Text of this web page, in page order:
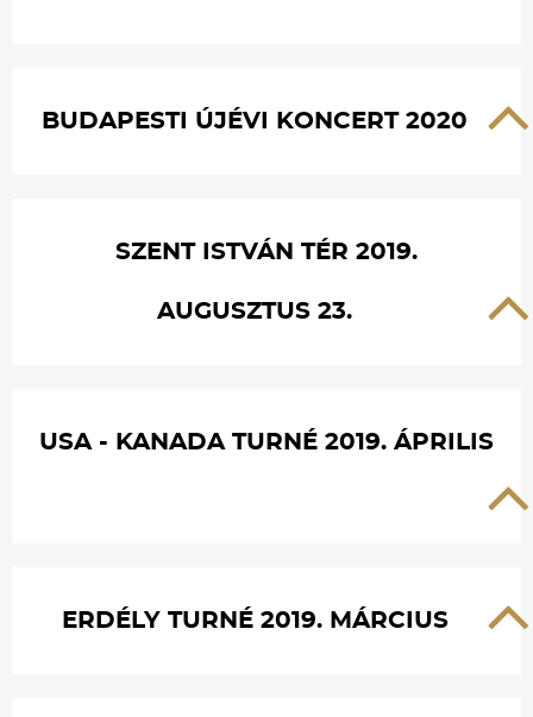
BUDAPESTI ÚJÉVI KONCERT 2020
SZENT ISTVÁN TÉR 2019.
AUGUSZTUS 23.
USA - KANADA TURNÉ 2019. ÁPRILIS
ERDÉLY TURNÉ 2019. MÁRCIUS